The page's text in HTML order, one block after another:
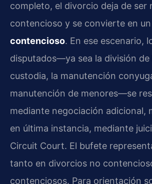
completo, el divorcio deja de ser
contencioso y se convierte en un
contencioso. En ese escenario,
disputados—ya sea la división de
custodia, la manutención
manutención de menores—se
mediante negociación adicional,
en última instancia, mediante
Circuit Court. El bufete
tanto en divorcios no
contenciosos. Para orientación